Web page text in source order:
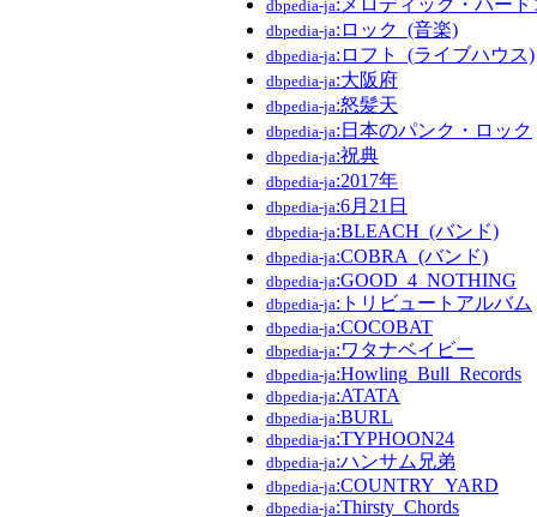
dbpedia-ja
dbpedia-ja:ロック_(音楽)
dbpedia-ja:ロフト_(ライブハウス)
dbpedia-ja:大阪府
dbpedia-ja:怒髪天
dbpedia-ja:日本のパンク・ロック
dbpedia-ja:祝典
dbpedia-ja:2017年
dbpedia-ja:6月21日
dbpedia-ja:BLEACH_(バンド)
dbpedia-ja:COBRA_(バンド)
dbpedia-ja:GOOD_4_NOTHING
dbpedia-ja:トリビュートアルバム
dbpedia-ja:COCOBAT
dbpedia-ja:ワタナベイビー
dbpedia-ja:Howling_Bull_Records
dbpedia-ja:ATATA
dbpedia-ja:BURL
dbpedia-ja:TYPHOON24
dbpedia-ja:ハンサム兄弟
dbpedia-ja:COUNTRY_YARD
dbpedia-ja:Thirsty_Chords